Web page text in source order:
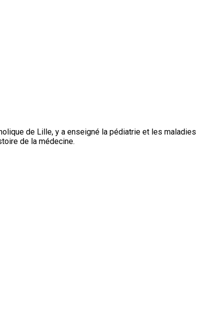
de Lille, y a enseigné la pédiatrie et les maladies
de la médecine.